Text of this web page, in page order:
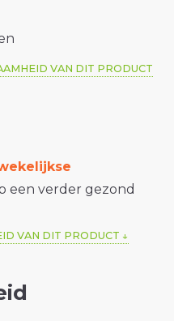
VAN DIT PRODUCT
een verder gezond
VAN DIT PRODUCT